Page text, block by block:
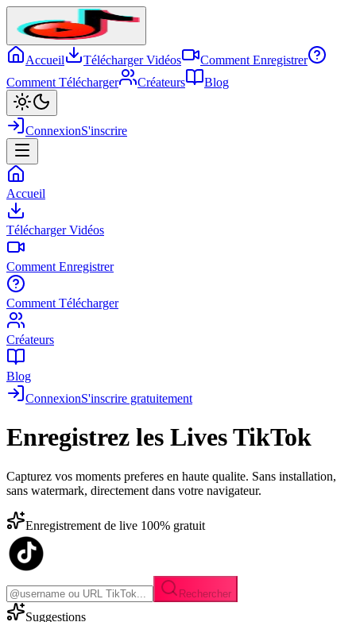
Accueil Télécharger Vidéos
Comment Enregistrer
Comment Télécharger
Créateurs Blog
ConnexionS'inscrire
Accueil
Télécharger Vidéos
Comment Enregistrer
Comment Télécharger
Créateurs
Blog
ConnexionS'inscrire gratuitement
Enregistrez les Lives TikTok
Capturez vos moments preferes en haute qualite. Sans installation,
sans watermark, directement dans votre navigateur.
Enregistrement de live 100% gratuit
Rechercher
Suggestions